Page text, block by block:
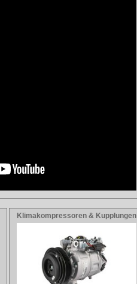
Klimakompressoren & Kupplungen